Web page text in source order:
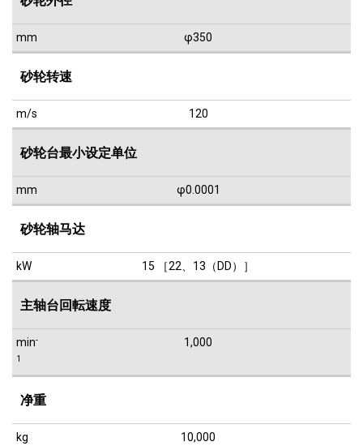
mm φ350
砂轮转速
m/s 120
砂轮台最小设定单位
mm φ0.0001
砂轮轴马达
kW 15 ［22、13（DD）］
主轴台回転速度
min-
1
1,000
净重
kg 10,000